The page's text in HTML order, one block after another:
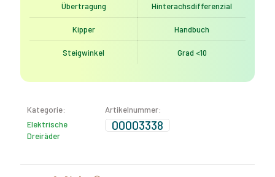
Übertragung Hinterachsdifferenzial
Kipper Handbuch
Steigwinkel Grad <10
Kategorie:
Elektrische
Dreiräder
Artikelnummer:
00003338